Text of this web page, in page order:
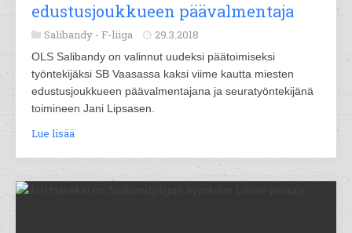
edustusjoukkueen päävalmentaja
Salibandy - F-liiga 29.3.2018
OLS Salibandy on valinnut uudeksi päätoimiseksi
työntekijäksi SB Vaasassa kaksi viime kautta miesten
edustusjoukkueen päävalmentajana ja seuratyöntekijänä
toimineen Jani Lipsasen.
Lue lisää